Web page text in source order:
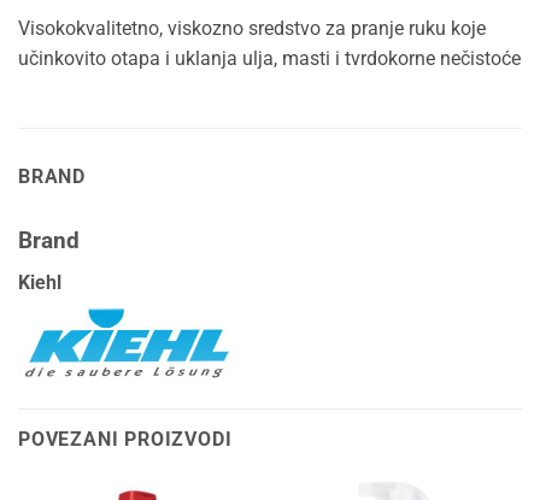
Visokokvalitetno, viskozno sredstvo za pranje ruku koje
učinkovito otapa i uklanja ulja, masti i tvrdokorne nečistoće
BRAND
Brand
Kiehl
POVEZANI PROIZVODI